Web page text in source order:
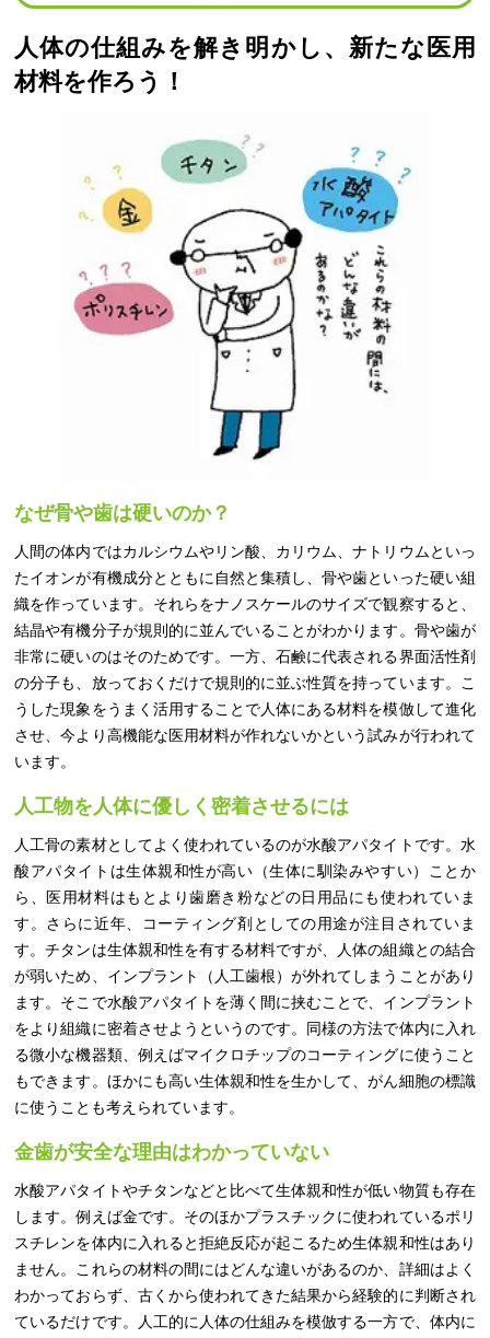
人体の仕組みを解き明かし、新たな医用
材料を作ろう！
なぜ骨や歯は硬いのか？
人間の体内ではカルシウムやリン酸、カリウム、ナトリウムといっ
たイオンが有機成分とともに自然と集積し、骨や歯といった硬い組
織を作っています。それらをナノスケールのサイズで観察すると、
結晶や有機分子が規則的に並んでいることがわかります。骨や歯が
非常に硬いのはそのためです。一方、石鹸に代表される界面活性剤
の分子も、放っておくだけで規則的に並ぶ性質を持っています。こ
うした現象をうまく活用することで人体にある材料を模倣して進化
させ、今より高機能な医用材料が作れないかという試みが行われて
います。
人工物を人体に優しく密着させるには
人工骨の素材としてよく使われているのが水酸アパタイトです。水
酸アパタイトは生体親和性が高い（生体に馴染みやすい）ことか
ら、医用材料はもとより歯磨き粉などの日用品にも使われていま
す。さらに近年、コーティング剤としての用途が注目されていま
す。チタンは生体親和性を有する材料ですが、人体の組織との結合
が弱いため、インプラント（人工歯根）が外れてしまうことがあり
ます。そこで水酸アパタイトを薄く間に挟むことで、インプラント
をより組織に密着させようというのです。同様の方法で体内に入れ
る微小な機器類、例えばマイクロチップのコーティングに使うこと
もできます。ほかにも高い生体親和性を生かして、がん細胞の標識
に使うことも考えられています。
金歯が安全な理由はわかっていない
水酸アパタイトやチタンなどと比べて生体親和性が低い物質も存在
します。例えば金です。そのほかプラスチックに使われているポリ
スチレンを体内に入れると拒絶反応が起こるため生体親和性はあり
ません。これらの材料の間にはどんな違いがあるのか、詳細はよく
わかっておらず、古くから使われてきた結果から経験的に判断され
ているだけです。人工的に人体の仕組みを模倣する一方で、体内に